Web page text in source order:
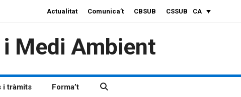
CA
Actualitat Comunica’t CBSUB CSSUB
Medi Ambient
i tràmits Forma’t